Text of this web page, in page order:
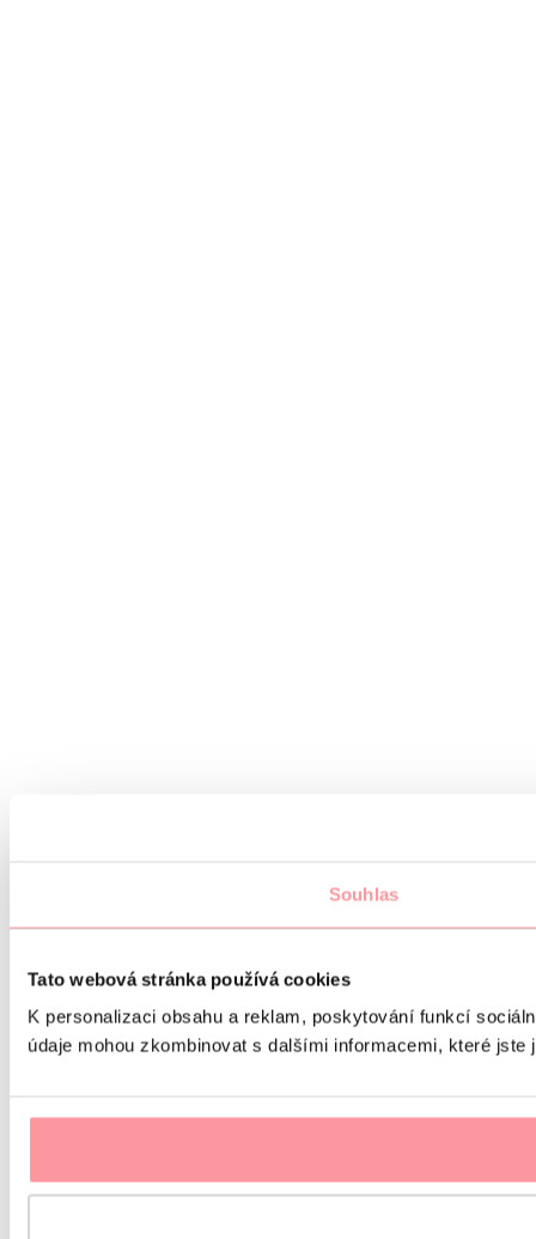
Souhlas
Tato webová stránka používá cookies
K personalizaci obsahu a reklam, poskytování funkcí
údaje mohou zkombinovat s dalšími informacemi, které